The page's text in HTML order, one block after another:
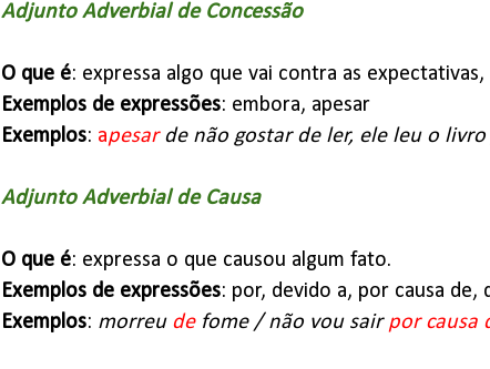
Adjunto Adverbial de Concessão
O que é: expressa algo que vai contra as
Exemplos de expressões: embora, apesar
Exemplos: apesarde não gostar de ler, ele leu o
Adjunto Adverbial de Causa
O que é: expressa o que causou algum fato.
Exemplos de expressões: por, devido a, por causa de,
Exemplos: morreu defome / não vou sair por causa